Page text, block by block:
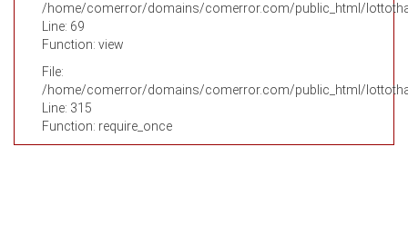
/home/comerror/domains/comerror.com/public_html/
Line: 69
Function: view
File:
/home/comerror/domains/comerror.com/public_html/
Line: 315
Function: require_once